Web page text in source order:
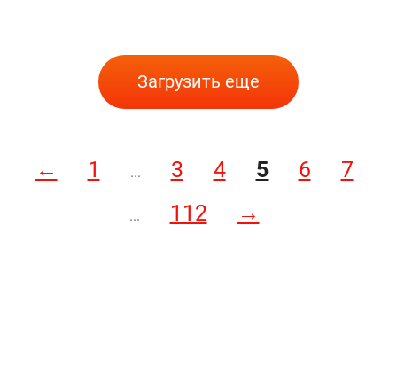
Загрузить еще
← 1 ... 3 4 5 6 7
... 112 →